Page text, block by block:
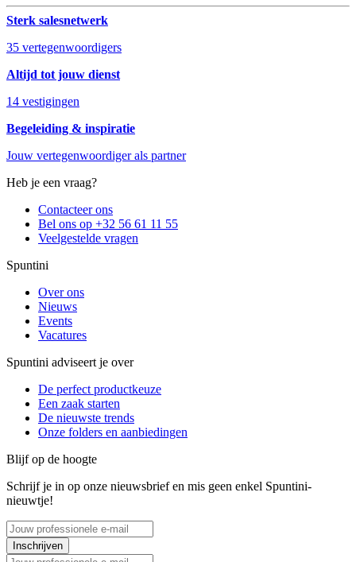
Sterk salesnetwerk
35 vertegenwoordigers
Altijd tot jouw dienst
14 vestigingen
Begeleiding & inspiratie
Jouw vertegenwoordiger als partner
Heb je een vraag?
Contacteer ons
Bel ons op +32 56 61 11 55
Veelgestelde vragen
Spuntini
Over ons
Nieuws
Events
Vacatures
Spuntini adviseert je over
De perfect productkeuze
Een zaak starten
De nieuwste trends
Onze folders en aanbiedingen
Blijf op de hoogte
Schrijf je in op onze nieuwsbrief en mis geen enkel Spuntini-
nieuwtje!
Inschrijven